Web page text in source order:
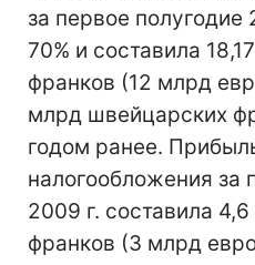
за первое полугодие
70% и составила
франков (12 млрд
млрд швейцарских
годом ранее.
налогообложения за
2009 г. составила
франков (3 млрд